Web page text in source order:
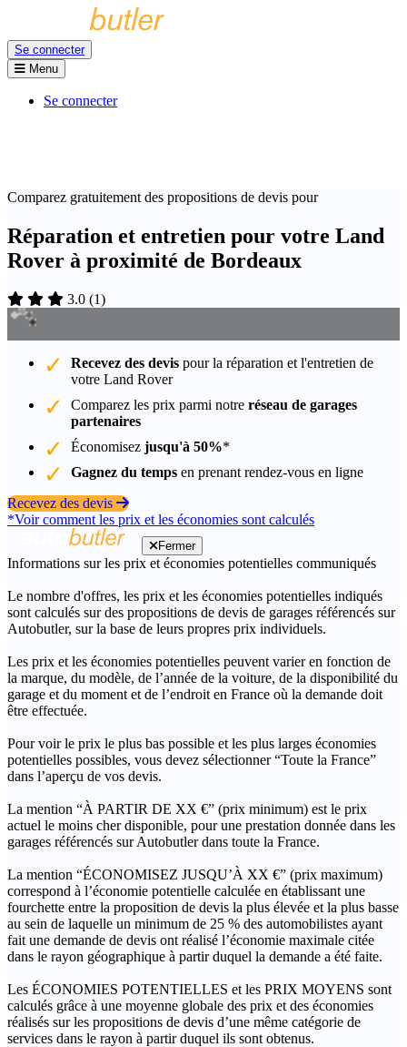
Se connecter
Menu
Se connecter
Comparez gratuitement des propositions de devis pour
Réparation et entretien pour votre Land
Rover à proximité de Bordeaux
3.0 (1)
Recevez des devis pour la réparation et l'entretien de
votre Land Rover
Comparez les prix parmi notre réseau de garages
partenaires
Économisez jusqu'à 50%*
Gagnez du temps en prenant rendez-vous en ligne
Recevez des devis
*Voir comment les prix et les économies sont calculés
Fermer
Informations sur les prix et économies potentielles communiqués
Le nombre d'offres, les prix et les économies potentielles indiqués
sont calculés sur des propositions de devis de garages référencés sur
Autobutler, sur la base de leurs propres prix individuels.
Les prix et les économies potentielles peuvent varier en fonction de
la marque, du modèle, de l’année de la voiture, de la disponibilité du
garage et du moment et de l’endroit en France où la demande doit
être effectuée.
Pour voir le prix le plus bas possible et les plus larges économies
potentielles possibles, vous devez sélectionner “Toute la France”
dans l’aperçu de vos devis.
La mention “À PARTIR DE XX €” (prix minimum) est le prix
actuel le moins cher disponible, pour une prestation donnée dans les
garages référencés sur Autobutler dans toute la France.
La mention “ÉCONOMISEZ JUSQU’À XX €” (prix maximum)
correspond à l’économie potentielle calculée en établissant une
fourchette entre la proposition de devis la plus élevée et la plus basse
au sein de laquelle un minimum de 25 % des automobilistes ayant
fait une demande de devis ont réalisé l’économie maximale citée
dans le rayon géographique à partir duquel la demande a été faite.
Les ÉCONOMIES POTENTIELLES et les PRIX MOYENS sont
calculés grâce à une moyenne globale des prix et des économies
réalisés sur les propositions de devis d’une même catégorie de
services dans le rayon à partir duquel ils sont obtenus.